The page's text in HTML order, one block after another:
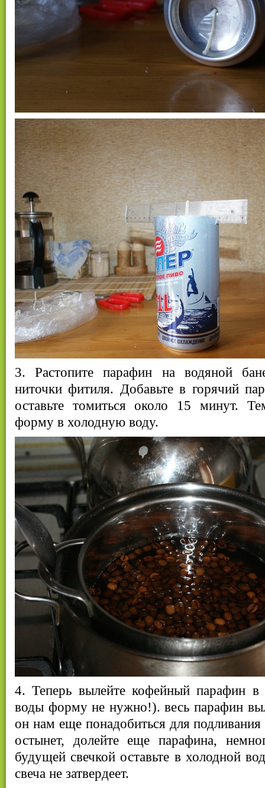
3. Растопите парафин на водяной
ниточки фитиля. Добавьте в горячий
оставьте томиться около 15 минут.
форму в холодную воду.
4. Теперь вылейте кофейный парафин в
воды форму не нужно!). весь парафин
он нам еще понадобиться для
остынет, долейте еще парафина,
будущей свечкой оставьте в холодной
свеча не затвердеет.